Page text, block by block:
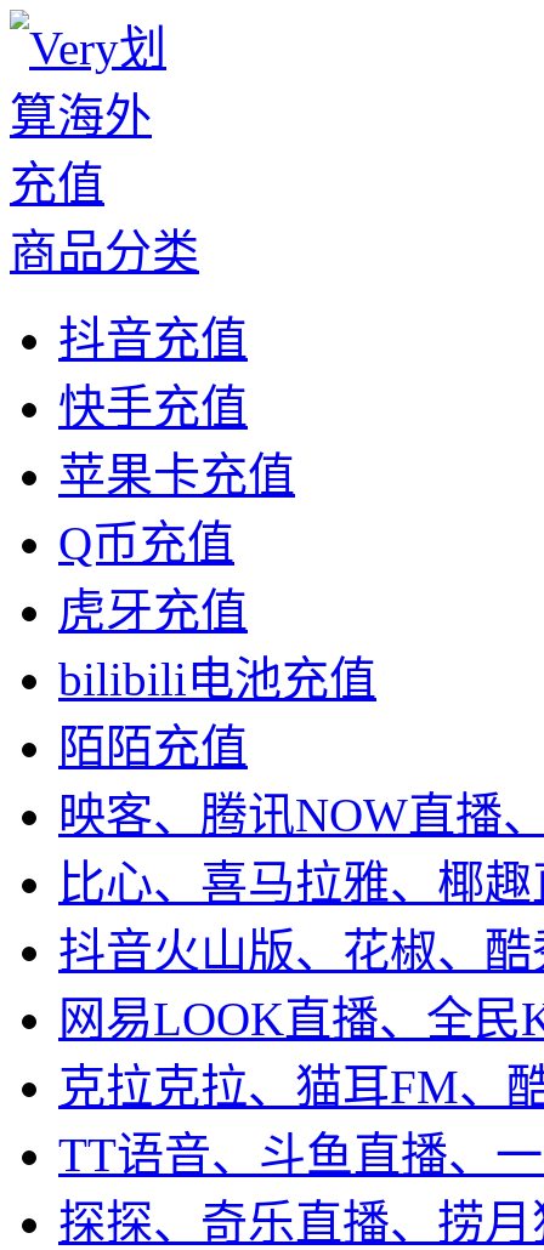
商品分类
抖音充值
快手充值
苹果卡充值
Q币充值
虎牙充值
bilibili电池充值
陌陌充值
映客、腾讯NOW直播
比心、喜马拉雅、椰
抖音火山版、花椒、
网易LOOK直播、全民
克拉克拉、猫耳FM、
TT语音、斗鱼直播、
探探、奇乐直播、捞月